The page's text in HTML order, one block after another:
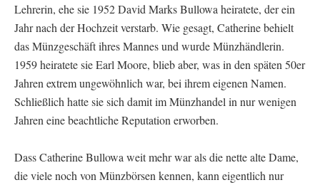
Lehrerin, ehe sie 1952 David Marks Bullowa heiratete, der ein
Jahr nach der Hochzeit verstarb. Wie gesagt, Catherine behielt
das Münzgeschäft ihres Mannes und wurde Münzhändlerin.
1959 heiratete sie Earl Moore, blieb aber, was in den späten 50er
Jahren extrem ungewöhnlich war, bei ihrem eigenen Namen.
Schließlich hatte sie sich damit im Münzhandel in nur wenigen
Jahren eine beachtliche Reputation erworben.
Dass Catherine Bullowa weit mehr war als die nette alte Dame,
die viele noch von Münzbörsen kennen, kann eigentlich nur